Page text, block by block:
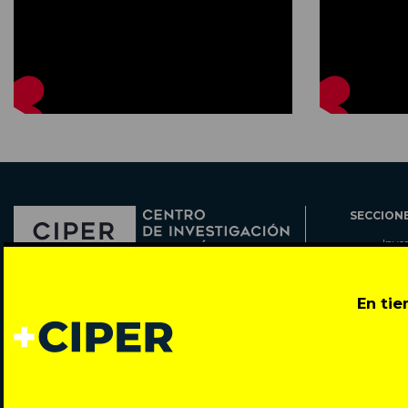
En
Todos los derechos reservados © 2007-2026